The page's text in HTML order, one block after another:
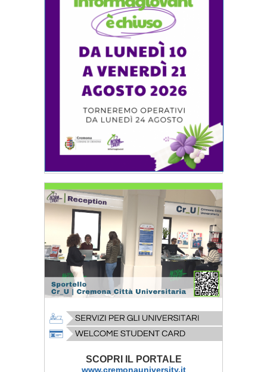
SCOPRI IL PORTALE
www.cremonauniversity.it